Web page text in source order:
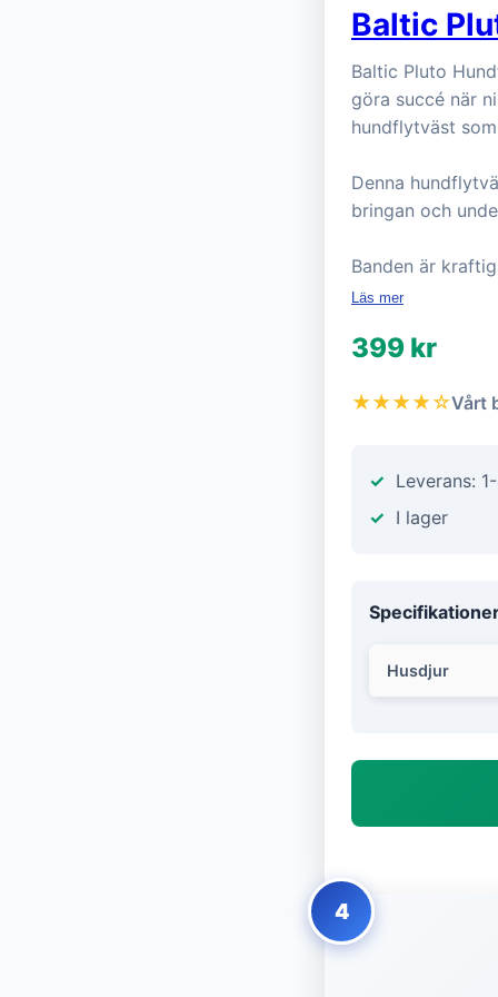
Baltic
Baltic Pluto
göra succé när
hundflytväst
Denna
bringan och
Banden är
Läs mer
399 kr
★★★★☆Vårt
Leverans:
I lager
Husdjur
4